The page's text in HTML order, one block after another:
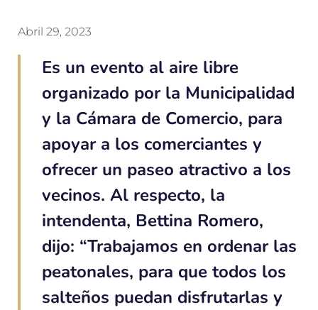
Abril 29, 2023
Es un evento al aire libre
organizado por la Municipalidad
y la Cámara de Comercio, para
apoyar a los comerciantes y
ofrecer un paseo atractivo a los
vecinos. Al respecto, la
intendenta, Bettina Romero,
dijo: “Trabajamos en ordenar las
peatonales, para que todos los
salteños puedan disfrutarlas y